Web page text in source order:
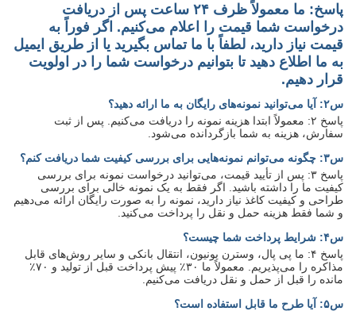
پاسخ: ما معمولاً ظرف ۲۴ ساعت پس از دریافت
درخواست شما قیمت را اعلام می‌کنیم. اگر فوراً به
قیمت نیاز دارید، لطفاً با ما تماس بگیرید یا از طریق ایمیل
به ما اطلاع دهید تا بتوانیم درخواست شما را در اولویت
قرار دهیم.
س۲: آیا می‌توانید نمونه‌های رایگان به ما ارائه دهید؟
پاسخ ۲: معمولاً ابتدا هزینه نمونه را دریافت می‌کنیم. پس از ثبت
سفارش، هزینه به شما بازگردانده می‌شود.
س۳: چگونه می‌توانم نمونه‌هایی برای بررسی کیفیت شما دریافت کنم؟
پاسخ ۳: پس از تأیید قیمت، می‌توانید درخواست نمونه برای بررسی
کیفیت ما را داشته باشید. اگر فقط به یک نمونه خالی برای بررسی
طراحی و کیفیت کاغذ نیاز دارید، نمونه را به صورت رایگان ارائه می‌دهیم
و شما فقط هزینه حمل و نقل را پرداخت می‌کنید.
س۴: شرایط پرداخت شما چیست؟
پاسخ ۴: ما پی پال، وسترن یونیون، انتقال بانکی و سایر روش‌های قابل
مذاکره را می‌پذیریم. معمولاً ما ۳۰٪ پیش پرداخت قبل از تولید و ۷۰٪
مانده را قبل از حمل و نقل دریافت می‌کنیم.
س۵: آیا طرح ما قابل استفاده است؟